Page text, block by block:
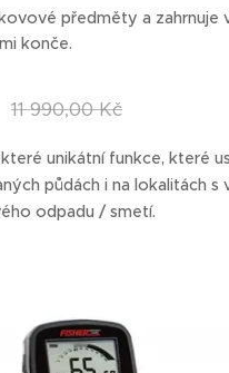
předměty a zahrnuje
konče.
11 990,00Kč
unikátní funkce, které
půdách i na lokalitách s
odpadu / smetí.